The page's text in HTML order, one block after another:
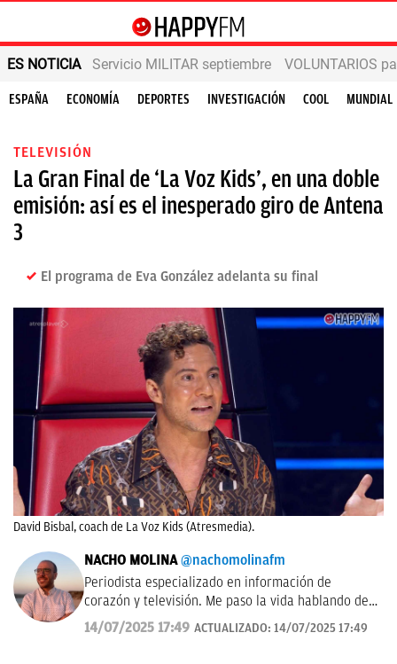
ES NOTICIA Servicio MILITAR septiembre VOLUNTARIOS
ESPAÑA ECONOMÍA DEPORTES INVESTIGACIÓN COOL MUNDIAL
TELEVISIÓN
La Gran Final de ‘La Voz Kids’, en una doble
emisión: así es el inesperado giro de Antena
3
El programa de Eva González adelanta su final
David Bisbal, coach de La Voz Kids (Atresmedia).
NACHO MOLINA @nachomolinafm
Periodista especializado en información de
corazón y televisión. Me paso la vida hablando de
'El Hormiguero', 'La Revuelta', 'Equipo de
investigación', 'Pasapalabra' y me encanta estudiar
14/07/2025 17:49 ACTUALIZADO: 14/07/2025 17:49